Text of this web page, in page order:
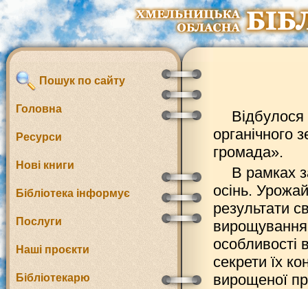
Пошук по сайту
Головна
Ресурси
Нові книги
Бібліотека інформує
Послуги
Наші проєкти
Бібліотекарю
Відбулося
органічного
громада».
В рамках
осінь.
результати
вирощування
особливості
секрети їх
вирощеної